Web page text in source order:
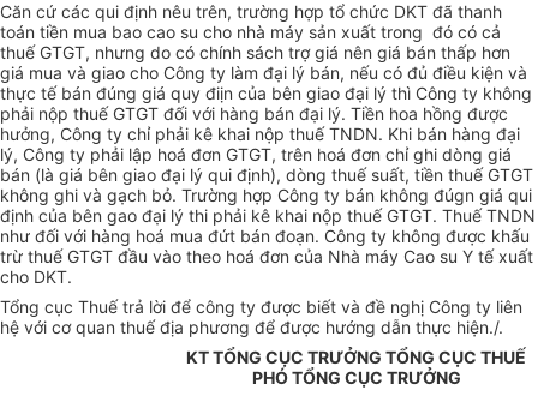
Căn cứ các qui định nêu trên, trường hợp tổ chức DKT đã thanh
toán tiền mua bao cao su cho nhà máy sản xuất trong đó có cả
thuế GTGT, nhưng do có chính sách trợ giá nên giá bán thấp hơn
giá mua và giao cho Công ty làm đại lý bán, nếu có đủ điều kiện và
thực tế bán đúng giá quy điịn của bên giao đại lý thì Công ty không
phải nộp thuế GTGT đối với hàng bán đại lý. Tiền hoa hồng được
hưởng, Công ty chỉ phải kê khai nộp thuế TNDN. Khi bán hàng đại
lý, Công ty phải lập hoá đơn GTGT, trên hoá đơn chỉ ghi dòng giá
bán (là giá bên giao đại lý qui định), dòng thuế suất, tiền thuế GTGT
không ghi và gạch bỏ. Trường hợp Công ty bán không đúgn giá qui
định của bên gao đại lý thi phải kê khai nộp thuế GTGT. Thuế TNDN
như đối với hàng hoá mua đứt bán đoạn. Công ty không được khấu
trừ thuế GTGT đầu vào theo hoá đơn của Nhà máy Cao su Y tế xuất
cho DKT.
Tổng cục Thuế trả lời để công ty được biết và đề nghị Công ty liên
hệ với cơ quan thuế địa phương để được hướng dẫn thực hiện./.
KT TỔNG CỤC TRƯỞNG TỔNG CỤC THUẾ
PHÓ TỔNG CỤC TRƯỞNG